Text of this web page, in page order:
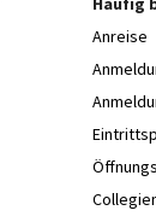
Anreise